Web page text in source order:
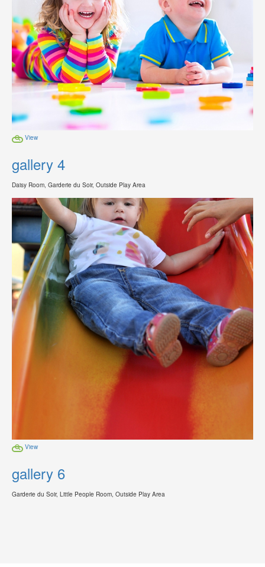
View
gallery 4
Daisy Room, Garderie du Soir, Outside Play Area
View
gallery 6
Garderie du Soir, Little People Room, Outside Play Area